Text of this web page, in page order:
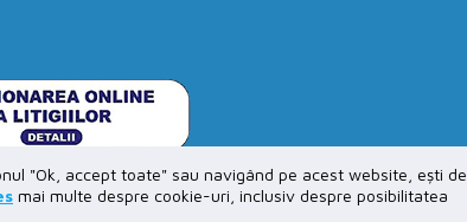
"Ok, accept toate" sau navigând pe acest website, ești de
mai multe despre cookie-uri, inclusiv despre posibilitatea